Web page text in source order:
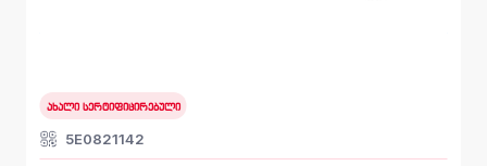
ახალი სერტიფიცირებული
5E0821142